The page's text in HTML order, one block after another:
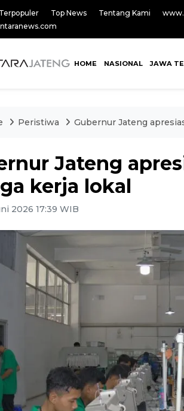
Terpopuler Top News Tentang Kami
HOME NASIONAL JAWA
Peristiwa Gubernur Jateng
Jateng
kerja lokal
2026 17:39 WIB